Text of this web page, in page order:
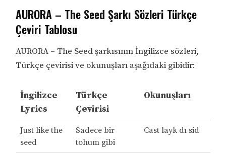
AURORA – The Seed Şarkı Sözleri Türkçe
Çeviri Tablosu
AURORA – The Seed şarkısının İngilizce sözleri,
Türkçe çevirisi ve okunuşları aşağıdaki gibidir:
İngilizce
Lyrics
Türkçe
Çevirisi
Okunuşları
Just like the
seed
Sadece bir
tohum gibi
Cast layk dı sid